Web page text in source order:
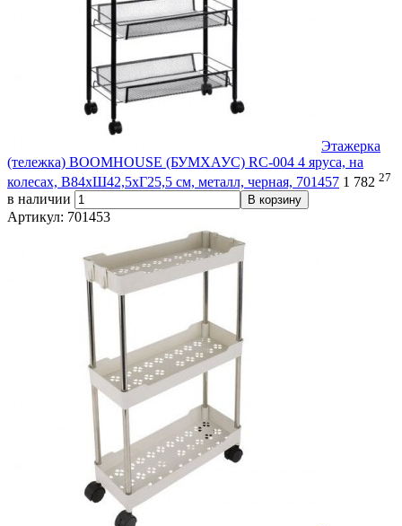
Этажерка
(тележка) BOOMHOUSE (БУМХАУС) RC-004 4 яруса, на
колесах, В84хШ42,5хГ25,5 см, металл, черная, 701457 1 782 27
в наличии В корзину
Артикул: 701453